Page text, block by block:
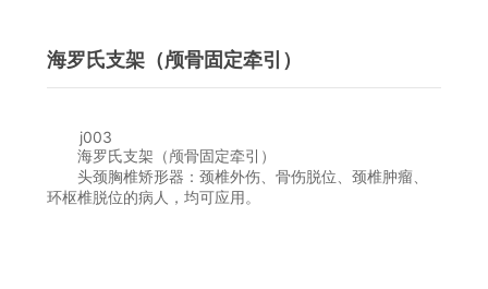
海罗氏支架（颅骨固定牵引）
j003
海罗氏支架（颅骨固定牵引）
头颈胸椎矫形器：颈椎外伤、骨伤脱位、颈椎肿瘤、
环枢椎脱位的病人，均可应用。